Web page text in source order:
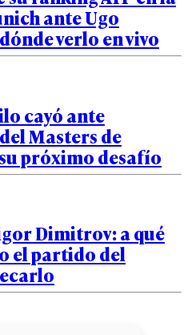
ante Ugo
verlo en vivo
cayó ante
Masters de
próximo desafío
Dimitrov: a qué
el partido del